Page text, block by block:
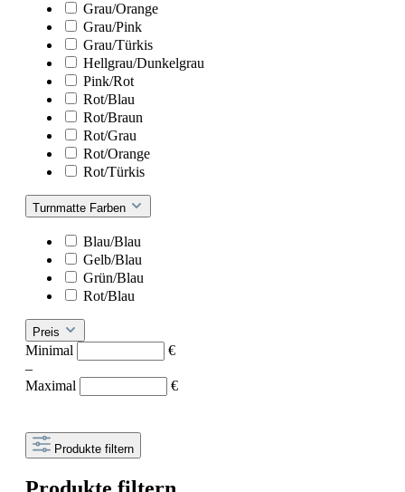
Grau/Orange
Grau/Pink
Grau/Türkis
Hellgrau/Dunkelgrau
Pink/Rot
Rot/Blau
Rot/Braun
Rot/Grau
Rot/Orange
Rot/Türkis
Turnmatte Farben
Blau/Blau
Gelb/Blau
Grün/Blau
Rot/Blau
Preis
Minimal
€
–
Maximal
€
Produkte filtern